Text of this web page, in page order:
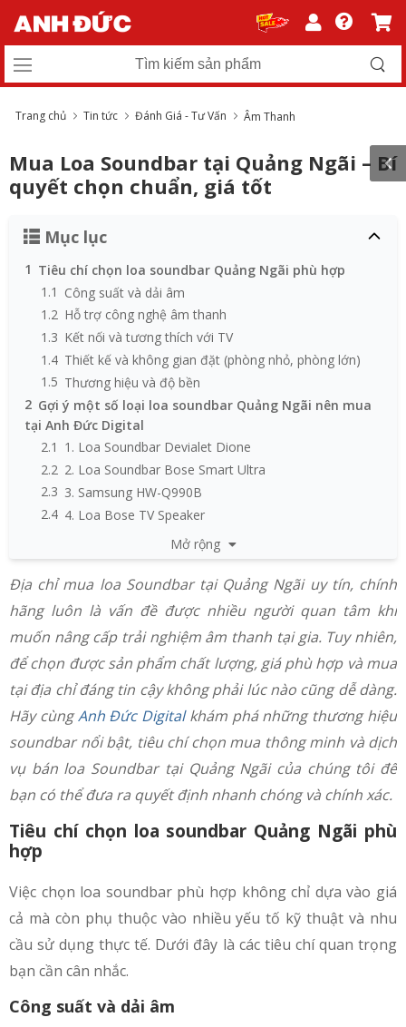
Trang chủ Tin tức Đánh Giá - Tư Vấn Âm Thanh
Mua Loa Soundbar tại Quảng Ngãi – Bí
quyết chọn chuẩn, giá tốt
Mục lục
1 Tiêu chí chọn loa soundbar Quảng Ngãi phù hợp
1.1 Công suất và dải âm
1.2 Hỗ trợ công nghệ âm thanh
1.3 Kết nối và tương thích với TV
1.4 Thiết kế và không gian đặt (phòng nhỏ, phòng lớn)
1.5 Thương hiệu và độ bền
2 Gợi ý một số loại loa soundbar Quảng Ngãi nên mua
tại Anh Đức Digital
2.1 1. Loa Soundbar Devialet Dione
2.2 2. Loa Soundbar Bose Smart Ultra
2.3 3. Samsung HW-Q990B
2.4 4. Loa Bose TV Speaker
5. Loa B&O Beosound Stage
2.6 6. Loa Soundbar Klipsch Cinema 600
3 Một vài mẹo để tận dụng soundbar tốt nhất
4 Mua loa soundbar tại Quảng Ngãi chính hãng, giá
chuẩn tại Anh Đức Digital
Mở rộng
Địa chỉ mua loa Soundbar tại Quảng Ngãi uy tín, chính
hãng luôn là vấn đề được nhiều người quan tâm khi
muốn nâng cấp trải nghiệm âm thanh tại gia. Tuy nhiên,
để chọn được sản phẩm chất lượng, giá phù hợp và mua
tại địa chỉ đáng tin cậy không phải lúc nào cũng dễ dàng.
Hãy cùngAnh Đức Digitalkhám phá những thương hiệu
soundbar nổi bật, tiêu chí chọn mua thông minh và dịch
vụ bán loa Soundbar tại Quảng Ngãi của chúng tôi để
bạn có thể đưa ra quyết định nhanh chóng và chính xác.
Tiêu chí chọn loa soundbar Quảng Ngãi phù
hợp
Việc chọn loa soundbar phù hợp không chỉ dựa vào giá
cả mà còn phụ thuộc vào nhiều yếu tố kỹ thuật và nhu
cầu sử dụng thực tế. Dưới đây là các tiêu chí quan trọng
bạn cần cân nhắc.
Công suất và dải âm